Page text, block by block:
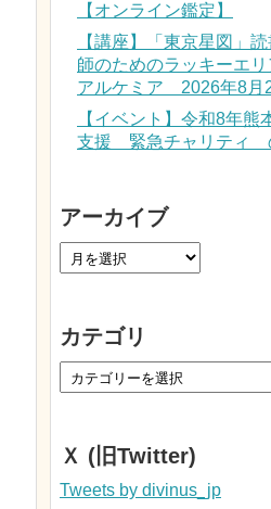
【オンライン鑑定】
【講座】「東京星図」
師のためのラッキーエ
アルケミア 2026年8月
【イベント】令和8年熊
支援 緊急チャリティ
アーカイブ
カテゴリ
Ｘ (旧Twitter)
Tweets by divinus_jp